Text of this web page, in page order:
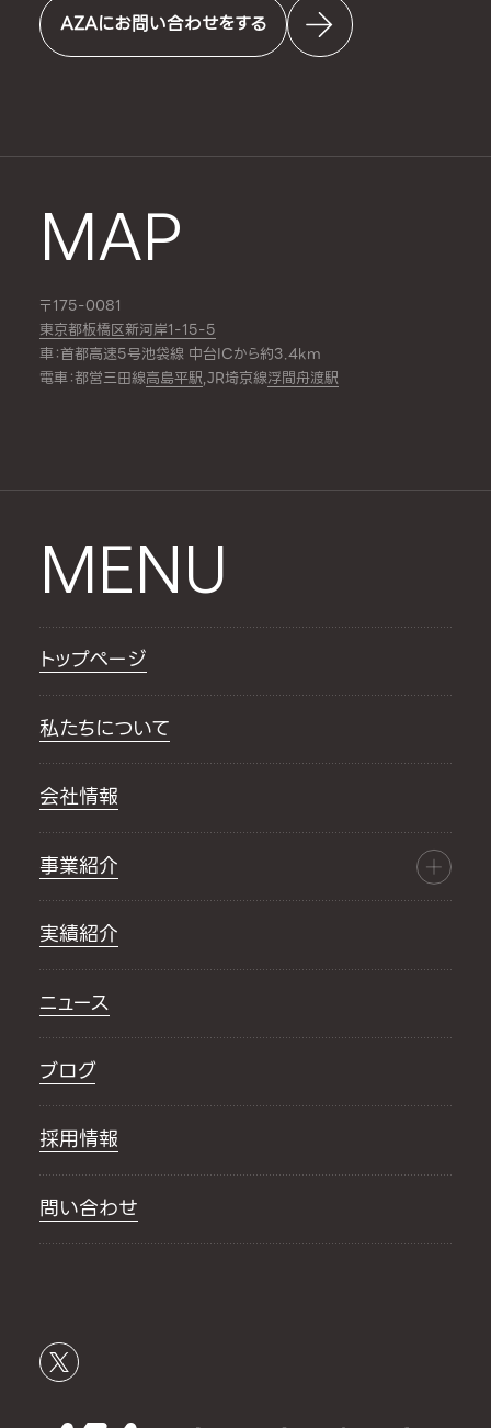
AZAにお問い合わせをする
MAP
〒175-0081
東京都板橋区新河岸1-15-5
車：首都高速5号池袋線 中台ICから約3.4km
電車：都営三田線高島平駅,JR埼京線浮間舟渡駅
MENU
トップページ
私たちについて
会社情報
事業紹介
実績紹介
ニュース
ブログ
採用情報
問い合わせ